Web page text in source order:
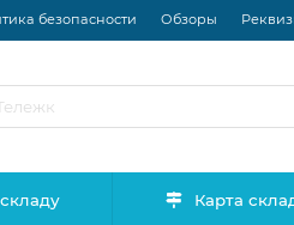
безопасности Обзоры
Карта